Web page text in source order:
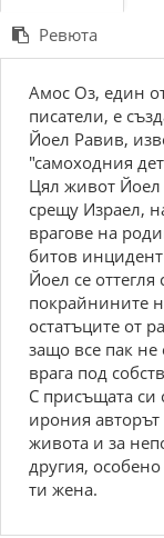
Ревюта
Амос Оз, един
писатели, е
Йоел Равив,
"самоходния
Цял живот Йоел
срещу Израел,
врагове на
битов
Йоел се
покрайнините
остатъците от
защо все пак не
врага под
С присъщата си
ирония
живота и за
другия, особено
ти жена.